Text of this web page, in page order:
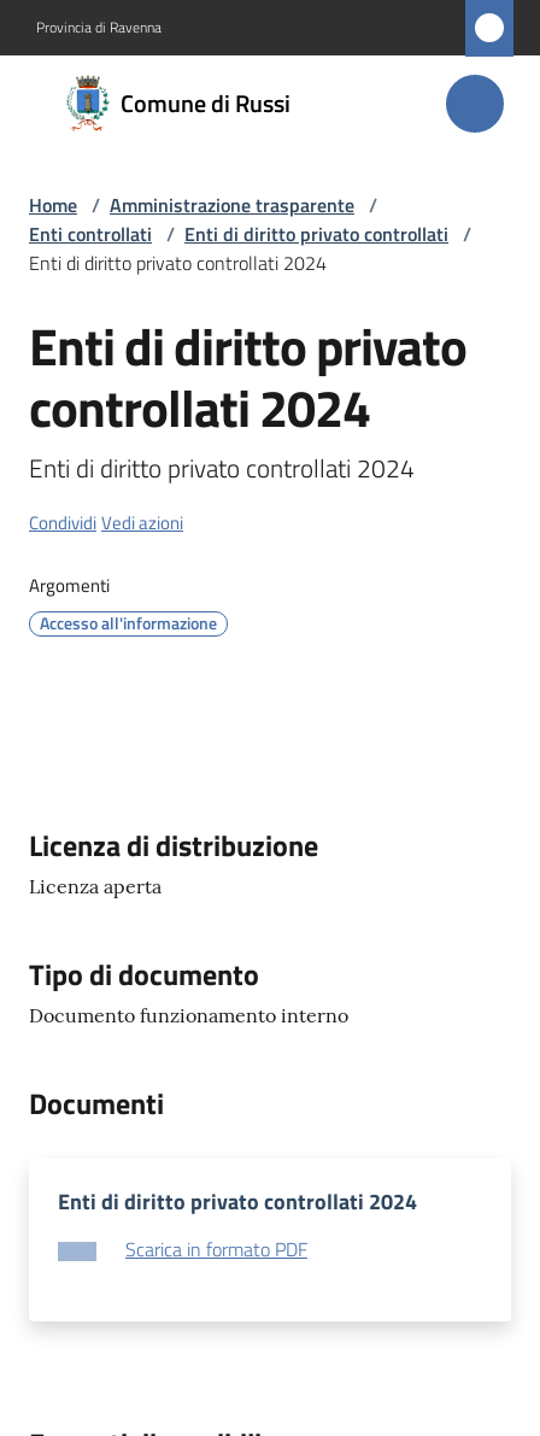
Provincia di Ravenna
Comune di Russi
Comune
di Russi
Amministrazione
Menu selezionato
Servizi
Vivere
Orari
uffici
Home / Amministrazione trasparente /
Enti controllati / Enti di diritto privato controllati /
Enti di diritto privato controllati 2024
Salta al contenuto
Enti di diritto privato
controllati 2024
Enti di diritto privato controllati 2024
CondividiVedi azioni
Argomenti
Accesso all'informazione
Descrizione
Licenza di distribuzione
Licenza aperta
Tipo di documento
Documento funzionamento interno
Documenti
Enti di diritto privato controllati 2024
Scarica in formato PDF